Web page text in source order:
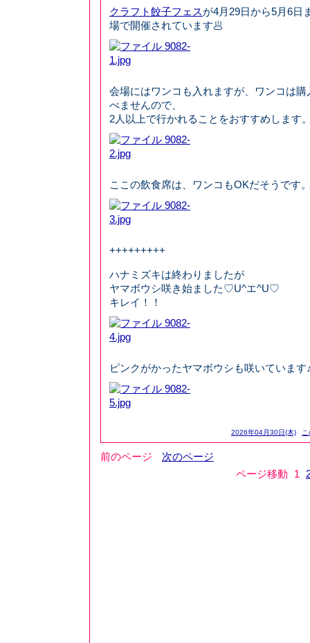
クラフト餃子フェスが4月29日から5月6日
場で開催されています🥟
会場にはワンコも入れますが、ワンコは
べませんので、
2人以上で行かれることをおすすめします
ここの飲食席は、ワンコもOKだそうです
+++++++++
ハナミズキは終わりましたが
ヤマボウシ咲き始ました♡U^エ^U♡
キレイ！！
ピンクがかったヤマボウシも咲いています
2026年04月30日(木)
前のページ
次のページ
ページ移動
1